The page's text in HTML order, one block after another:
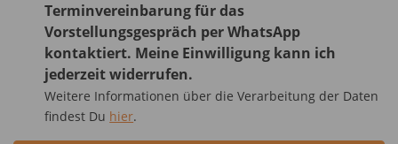
Terminvereinbarung für das
Vorstellungsgespräch per WhatsApp
kontaktiert. Meine Einwilligung kann ich
jederzeit widerrufen.
Weitere Informationen über die Verarbeitung der Daten
findest Du hier.